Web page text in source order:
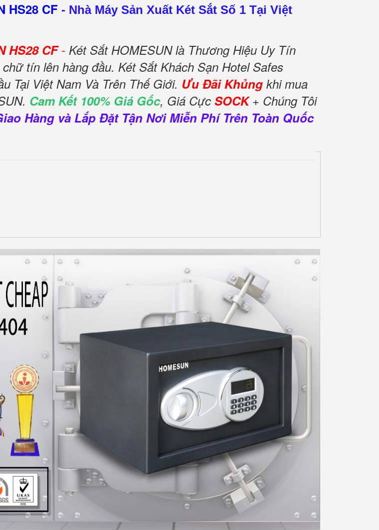
HS28 CF - Nhà Máy Sản Xuất Két Sắt Số 1 Tại Việt
HS28 CF- Két Sắt HOMESUN là Thương Hiệu Uy Tín
tín lên hàng đầu. Két Sắt Khách Sạn Hotel Safes
Tại Việt Nam Và Trên Thế Giới. Ưu Đãi Khủng khi mua
Cam Kết 100% Giá Gốc, Giá Cực SOCK+ Chúng Tôi
Hàng và Lắp Đặt Tận Nơi Miễn Phí Trên Toàn Quốc